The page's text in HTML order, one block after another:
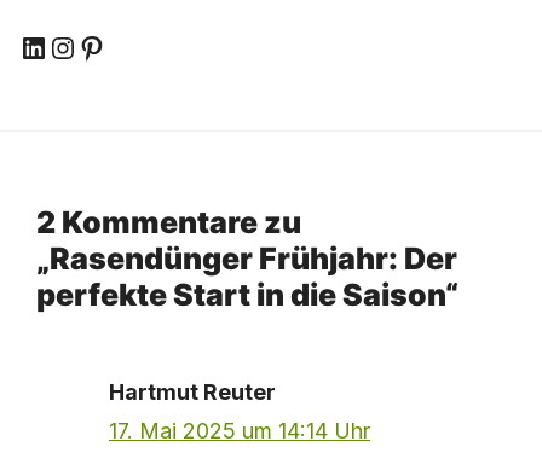
LinkedIn
Instagram
Pinterest
2 Kommentare zu
„Rasendünger Frühjahr: Der
perfekte Start in die Saison“
Hartmut Reuter
17. Mai 2025 um 14:14 Uhr